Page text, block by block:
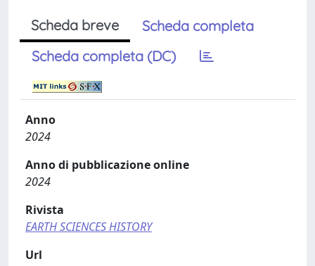
Scheda breve
Scheda completa
Scheda completa (DC)
Anno
2024
Anno di pubblicazione online
2024
Rivista
EARTH SCIENCES HISTORY
Url